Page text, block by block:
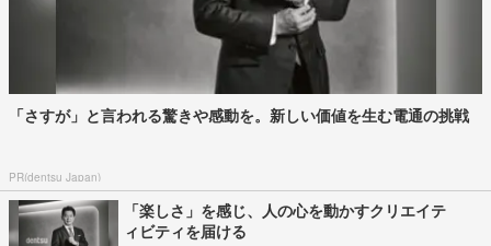
「さすが」と言われる驚きや感動を。新しい価値を生む電通の挑戦
PR(dentsu Japan)
「楽しさ」を感じ、人の心を動かすクリエイテ
ィビティを届ける